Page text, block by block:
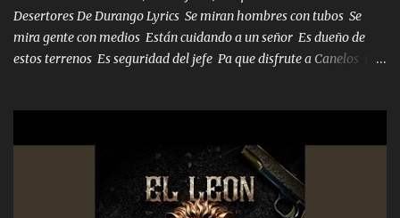
Desertores De Durango Lyrics Se miran hombres con tubos Se
mira gente con medios Están cuidando a un señor Es dueño de
estos terrenos Es seguridad del jefe Pa que disfrute a Canelos Es
ni tampoco las mujeres porque es platica de grandes por eso hay
que estar alegres doy las instrucciones para atender los deberes
Música Si es que salta algún problema de confianza tengo gente
ahí está el Hombre Cuarenta y también Pariente 7 arreglan